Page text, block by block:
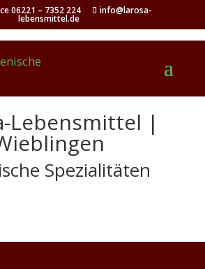
06221 – 7352 224 info@larosa-
lebensmittel.de
Lebensmittel |
Spezialitäten